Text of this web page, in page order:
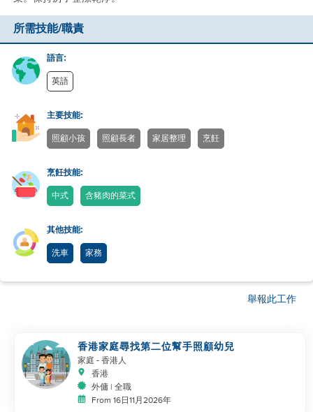
所需技能/職責
語言:
英語
主要技能:
照顧小孩 照顧長者 家居整理 烹飪
烹飪技能:
中式 含豬肉的菜式
其他技能:
洗車 家務
舉報此工作
香港家庭尋找第二位幫手照顧幼兒
家庭 - 香港人
香港
外傭 | 全職
From 16日11月2026年